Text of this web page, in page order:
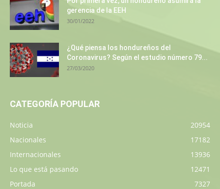
gerencia de la EEH
30/01/2022
¿Qué piensa los hondureños del
Coronavirus? Según el estudio número 79...
27/03/2020
CATEGORÍA POPULAR
Noticia
20954
Nacionales
17182
Internacionales
13936
Lo que está pasando
12471
Portada
7327